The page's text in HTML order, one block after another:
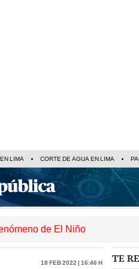
LIMA CORTE DE AGUA EN LIMA
de El Niño
18 Feb 2022 | 16:46 h TE